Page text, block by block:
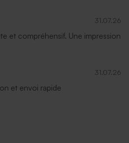
31.07.26
et compréhensif. Une impression
31.07.26
et envoi rapide